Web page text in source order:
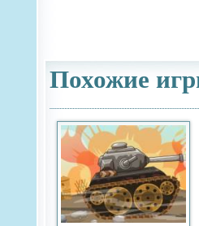
Похожие